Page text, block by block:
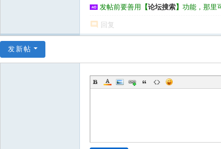
发帖前要善用 【论坛搜索】 功能，那里
回复
发新帖